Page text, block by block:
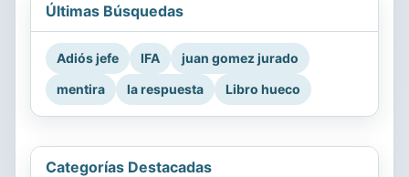
Últimas Búsquedas
Adiós jefe IFA
juan gomez jurado
mentira
la respuesta Libro hueco
Categorías Destacadas